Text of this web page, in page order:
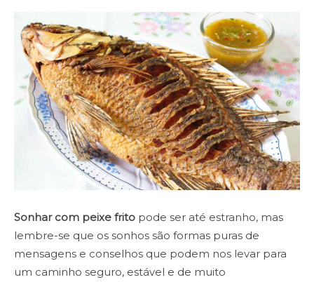
Sonhar com peixe frito pode ser até estranho, mas
lembre-se que os sonhos são formas puras de
mensagens e conselhos que podem nos levar para
um caminho seguro, estável e de muito